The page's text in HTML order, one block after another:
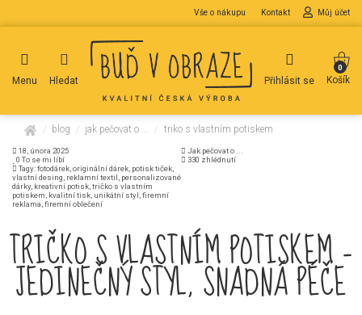
Vše o nákupu Kontakt Můj účet
Menu Hledat Přihlásit se
0
Košík
domů blog jak pečovat o ... triko s vlastním potiskem
18, února 2025
Jak pečovat o ...
0 To se mi líbí
330 zhlédnutí
Tagy: fotodárek, originální dárek, potisk tiček,
vlastní desing, reklamní textil, personalizované
dárky, kreativní potisk, tričko s vlastním
potiskem, kvalitní tisk, unikátní styl, firemní
reklama, firemní oblečení
TRIČKO S VLASTNÍM POTISKEM –
JEDINEČNÝ STYL, SNADNÁ PÉČE